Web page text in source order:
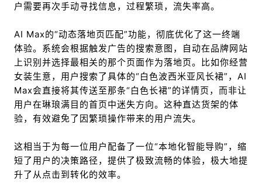
户需要再次手动寻找信息，过程繁琐，流失率高。
AI Max的“动态落地页匹配”功能，彻底优化了这一终端
体验。系统会根据触发广告的搜索意图，自动在品牌网站
上识别并选择最相关的那个页面作为落地页。比如你经营
女装生意，用户搜索了具体的“白色波西米亚风长裙”，AI
Max会直接将其传送至那条“白色长裙”的详情页，而非让
用户在琳琅满目的首页中迷失方向。这种直达货架的体
验，有效避免了因繁琐操作带来的用户流失。
这相当于为每一位用户配备了一位“本地化智能导购”，缩
短了用户的决策路径，提供了极致流畅的体验，极大地提
升了从点击到转化的效率。